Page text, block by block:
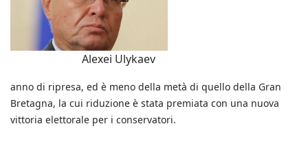
Alexei Ulykaev
anno di ripresa, ed è meno della metà di quello della Gran
Bretagna, la cui riduzione è stata premiata con una nuova
vittoria elettorale per i conservatori.